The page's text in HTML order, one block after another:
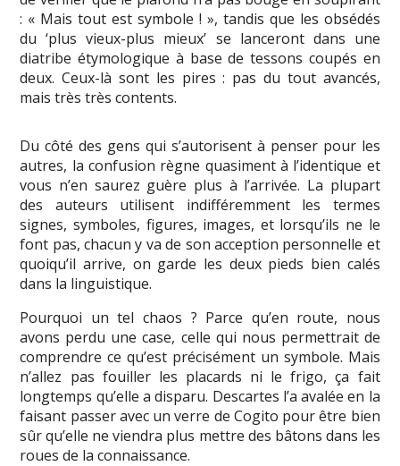
: « Mais tout est symbole ! », tandis que les obsédés
du ‘plus vieux-plus mieux’ se lanceront dans une
diatribe étymologique à base de tessons coupés en
deux. Ceux-là sont les pires : pas du tout avancés,
mais très très contents.
Du côté des gens qui s’autorisent à penser pour les
autres, la confusion règne quasiment à l’identique et
vous n’en saurez guère plus à l’arrivée. La plupart
des auteurs utilisent indifféremment les termes
signes, symboles, figures, images, et lorsqu’ils ne le
font pas, chacun y va de son acception personnelle et
quoiqu’il arrive, on garde les deux pieds bien calés
dans la linguistique.
Pourquoi un tel chaos ? Parce qu’en route, nous
avons perdu une case, celle qui nous permettrait de
comprendre ce qu’est précisément un symbole. Mais
n’allez pas fouiller les placards ni le frigo, ça fait
longtemps qu’elle a disparu. Descartes l’a avalée en la
faisant passer avec un verre de Cogito pour être bien
sûr qu’elle ne viendra plus mettre des bâtons dans les
roues de la connaissance.